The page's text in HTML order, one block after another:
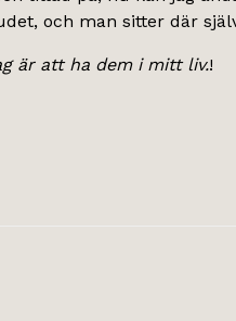
och man sitter där
är att ha dem i mitt liv.!